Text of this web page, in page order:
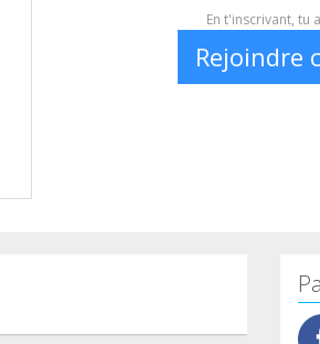
En t'inscrivant, tu
Rejoindre